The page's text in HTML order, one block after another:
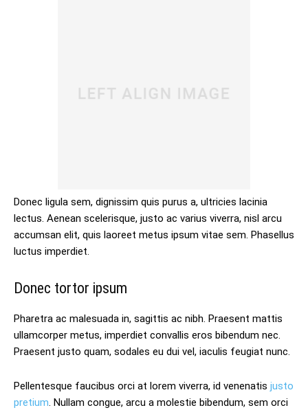
Donec ligula sem, dignissim quis purus a, ultricies lacinia
lectus. Aenean scelerisque, justo ac varius viverra, nisl arcu
accumsan elit, quis laoreet metus ipsum vitae sem. Phasellus
luctus imperdiet.
Donec tortor ipsum
Pharetra ac malesuada in, sagittis ac nibh. Praesent mattis
ullamcorper metus, imperdiet convallis eros bibendum nec.
Praesent justo quam, sodales eu dui vel, iaculis feugiat nunc.
Pellentesque faucibus orci at lorem viverra, id venenatis justo
pretium. Nullam congue, arcu a molestie bibendum, sem orci